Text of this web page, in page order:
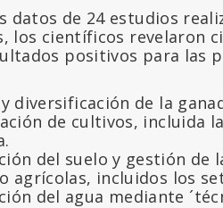
datos de 24 estudios
los científicos revelaron
positivos para las
diversificación de la
de cultivos, incluida
del suelo y gestión
agrícolas, incluidos los
del agua mediante